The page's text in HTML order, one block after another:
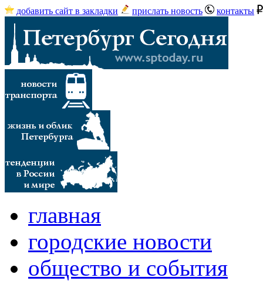
добавить сайт в закладки прислать новость контакты
главная
городские новости
общество и события